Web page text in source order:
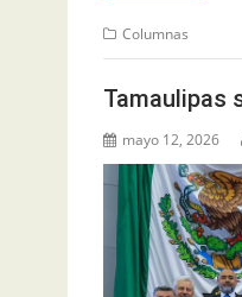
Columnas
Tamaulipas
mayo 12, 2026